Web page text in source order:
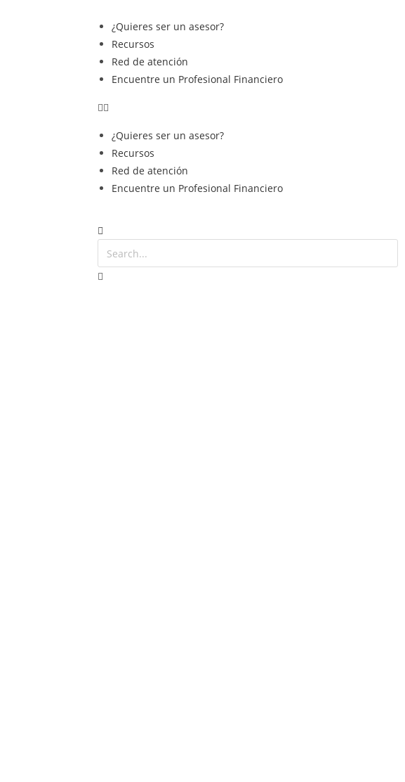
¿Quieres ser un asesor?
Recursos
Red de atención
Encuentre un Profesional Financiero
¿Quieres ser un asesor?
Recursos
Red de atención
Encuentre un Profesional Financiero